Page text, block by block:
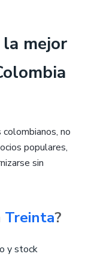
la mejor
no
populares,
sin
Treinta?
y stock